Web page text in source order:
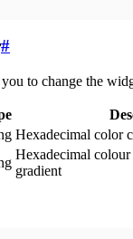
#
to change the
Hexadecimal color
Hexadecimal colour
gradient